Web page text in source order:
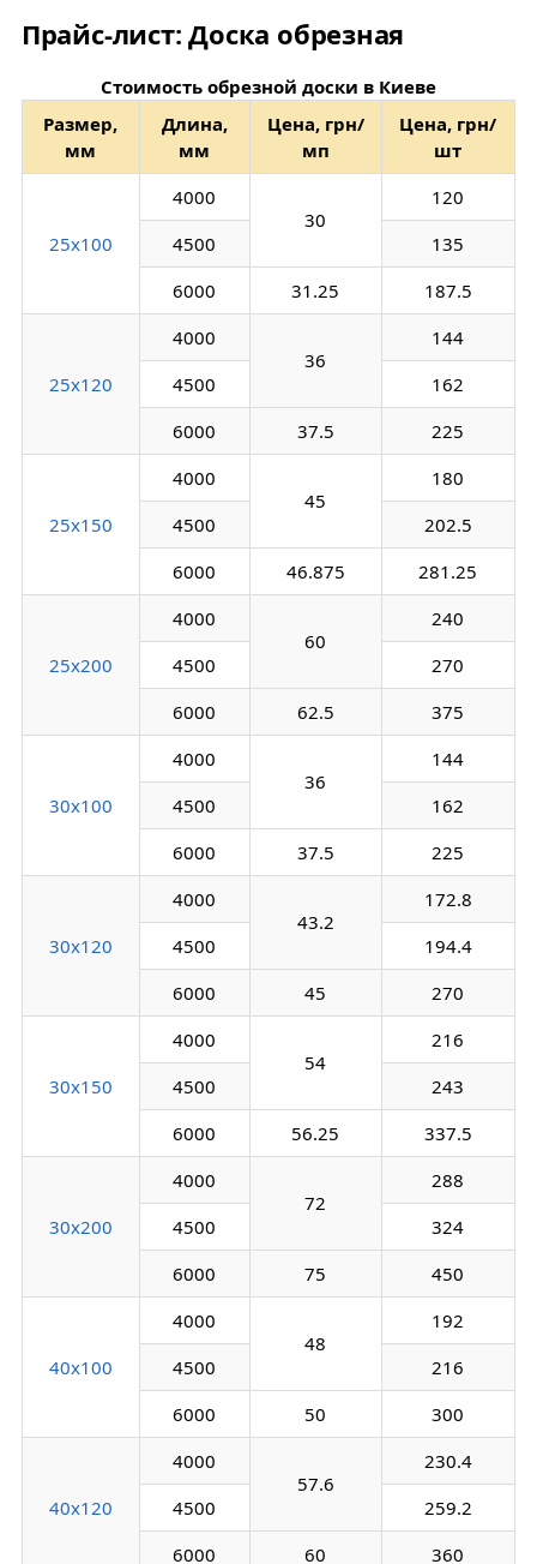
Прайс-лист: Доска обрезная
Стоимость обрезной доски в Киеве
Размер,
мм
Длина,
мм
Цена, грн/
мп
Цена, грн/
шт
25х100
4000
30
120
4500
135
6000
31.25 187.5
25х120
4000
36
144
4500
162
6000
37.5 225
25х150
4000
45
180
4500
202.5
6000
46.875 281.25
25х200
4000
60
240
4500
270
6000
62.5 375
30х100
4000
36
144
4500
162
6000
37.5 225
30х120
4000
43.2
172.8
4500
194.4
6000
45 270
30х150
4000
54
216
4500
243
6000
56.25 337.5
30х200
4000
72
288
4500
324
6000
75 450
40х100
4000
48
192
4500
216
6000
50 300
40х120
4000
57.6
230.4
4500
259.2
6000
60 360